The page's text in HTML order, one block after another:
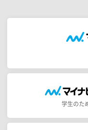
学生のた